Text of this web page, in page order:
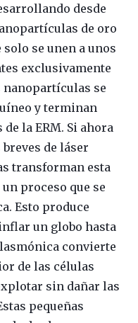
desde
de oro
se unen a unos
exclusivamente
nanopartículas se
y terminan
la ERM. Si ahora
de láser
transforman esta
proceso que se
Esto produce
un globo hasta
convierte
de las células
sin dañar las
pequeñas